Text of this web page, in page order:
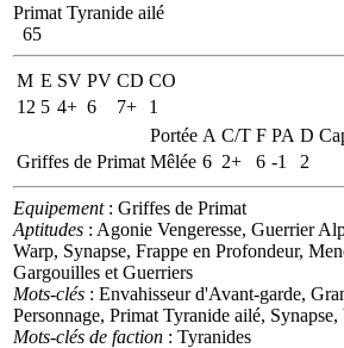
Primat Tyranide ailé
65
M E SV PV CD CO
12 5 4+ 6 7+
1
Portée A C/T F PA D
Griffes de Primat Mêlée 6 2+ 6 -1 2
Equipement: Griffes de Primat
Aptitudes : Agonie Vengeresse, Guerrier
Warp, Synapse, Frappe en Profondeur,
Gargouilles et Guerriers
Mots-clés : Envahisseur d'Avant-garde,
Personnage, Primat Tyranide ailé, Synapse,
Mots-clés de faction : Tyranides